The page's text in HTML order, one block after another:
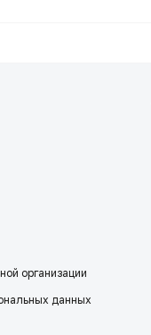
организации
данных